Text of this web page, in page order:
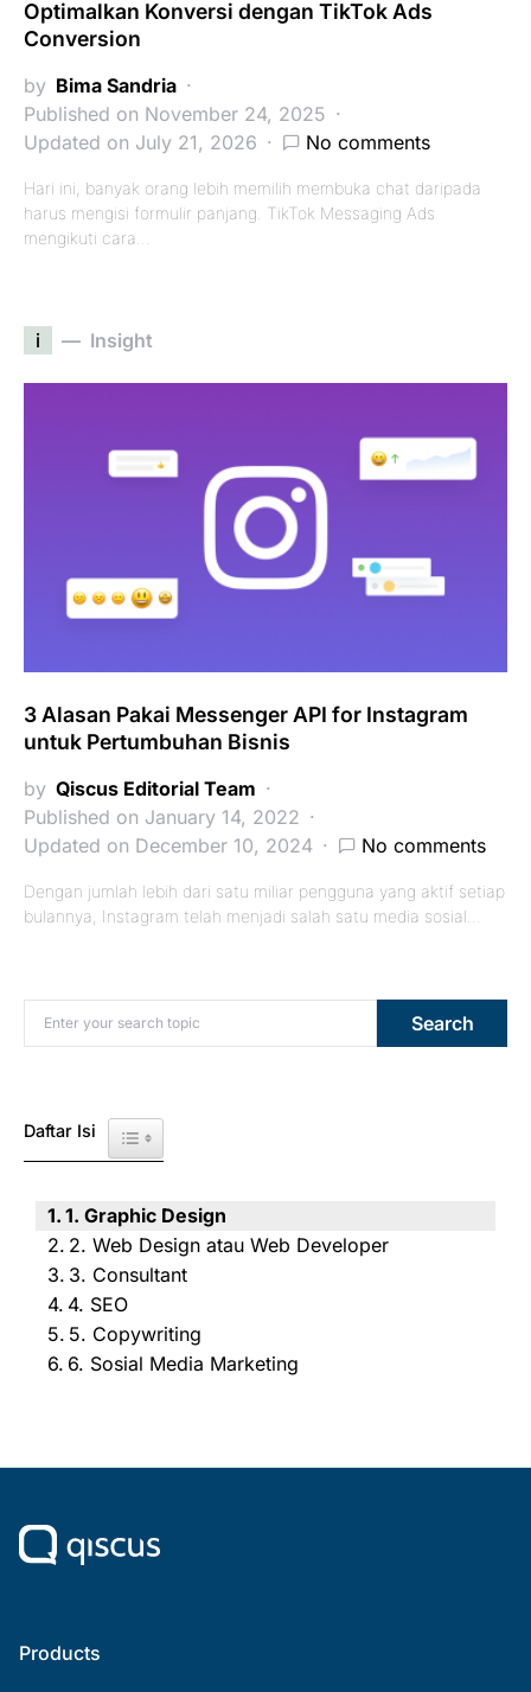
Optimalkan Konversi dengan TikTok Ads
Conversion
by Bima Sandria
Published on November 24, 2025
Updated on July 21, 2026
No comments
Hari ini, banyak orang lebih memilih membuka chat daripada
harus mengisi formulir panjang. TikTok Messaging Ads
mengikuti cara…
i Insight
3 Alasan Pakai Messenger API for Instagram
untuk Pertumbuhan Bisnis
by Qiscus Editorial Team
Published on January 14, 2022
Updated on December 10, 2024
No comments
Dengan jumlah lebih dari satu miliar pengguna yang aktif setiap
bulannya, Instagram telah menjadi salah satu media sosial…
Search for: Search
Daftar Isi Toggle Table of Content
1. Graphic Design
2. Web Design atau Web Developer
3. Consultant
4. SEO
5. Copywriting
6. Sosial Media Marketing
Products